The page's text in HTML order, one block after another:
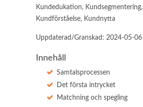
Kundedukation, Kundsegmentering,
Kundförståelse, Kundnytta
Uppdaterad/Granskad: 2024-05-06
Innehåll
Samtalsprocessen
Det första intrycket
Matchning och spegling